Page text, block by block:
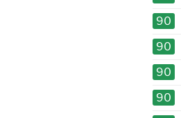
90
90
90
90